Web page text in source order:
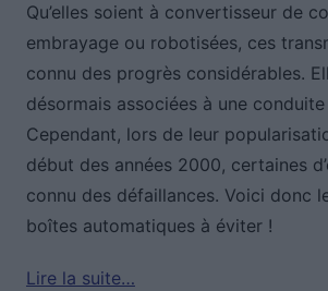
Qu’elles soient à convertisseur de
embrayage ou robotisées, ces
connu des progrès considérables.
désormais associées à une
Cependant, lors de leur
début des années 2000, certaines
connu des défaillances. Voici donc
boîtes automatiques à éviter !
Lire la suite…